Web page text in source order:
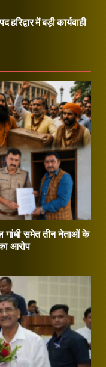
में बड़ी कार्यवाही
गांधी समेत तीन नेताओं के
आरोप